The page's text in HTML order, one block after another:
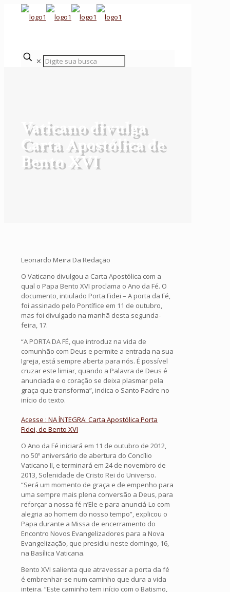
✕
Vaticano divulga
Carta Apostólica de
Bento XVI
Leonardo Meira Da Redação
O Vaticano divulgou a Carta Apostólica com a
qual o Papa Bento XVI proclama o Ano da Fé. O
documento, intiulado Porta Fidei – A porta da Fé,
foi assinado pelo Pontífice em 11 de outubro,
mas foi divulgado na manhã desta segunda-
feira, 17.
“A PORTA DA FÉ, que introduz na vida de
comunhão com Deus e permite a entrada na sua
Igreja, está sempre aberta para nós. É possível
cruzar este limiar, quando a Palavra de Deus é
anunciada e o coração se deixa plasmar pela
graça que transforma”, indica o Santo Padre no
início do texto.
Acesse : NA ÍNTEGRA: Carta Apostólica Porta
Fidei, de Bento XVI
O Ano da Fé iniciará em 11 de outubro de 2012,
no 50º aniversário de abertura do Concílio
Vaticano II, e terminará em 24 de novembro de
2013, Solenidade de Cristo Rei do Universo.
“Será um momento de graça e de empenho para
uma sempre mais plena conversão a Deus, para
reforçar a nossa fé n’Ele e para anunciá-Lo com
alegria ao homem do nosso tempo”, explicou o
Papa durante a Missa de encerramento do
Encontro Novos Evangelizadores para a Nova
Evangelização, que presidiu neste domingo, 16,
na Basílica Vaticana.
Bento XVI salienta que atravessar a porta da fé
é embrenhar-se num caminho que dura a vida
inteira. “Este caminho tem início com o Batismo,